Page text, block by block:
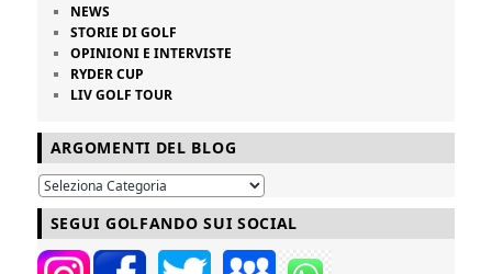
NEWS
STORIE DI GOLF
OPINIONI E INTERVISTE
RYDER CUP
LIV GOLF TOUR
ARGOMENTI DEL BLOG
SEGUI GOLFANDO SUI SOCIAL